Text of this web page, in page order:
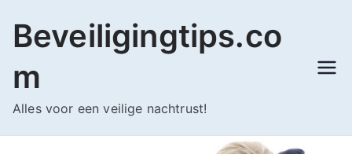
naar
inhoud
Beveiligingtips.co
m
Alles voor een veilige nachtrust!